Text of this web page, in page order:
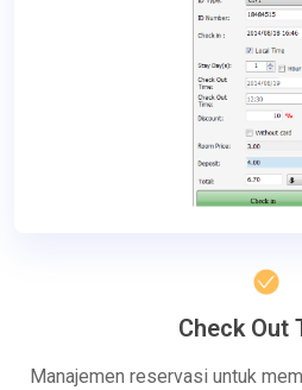
Check Out
Manajemen reservasi untuk